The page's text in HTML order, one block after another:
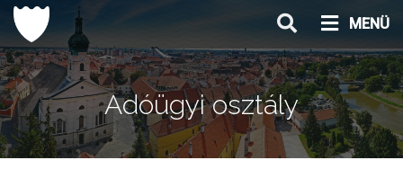
Ugrás
tartalomhoz
MENÜ
Adóügyi osztály